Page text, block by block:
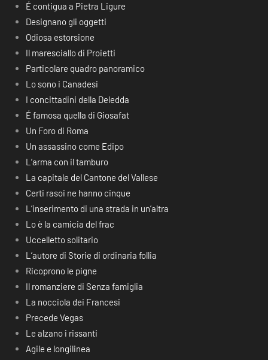
É contigua a Pietra Ligure
Designano gli oggetti
Odiosa estorsione
Il maresciallo di Proietti
Particolare quadro panoramico
Lo sono i Canadesi
I concittadini della Deledda
É famosa quella di Giosafat
Un Foro di Roma
Un assassino come Edipo
L’arma con il tamburo
La capitale del Cantone del Vallese
Certi rasoi ne hanno cinque
L’inserimento di una strada in un’altra
Lo è la camicia del frac
Uccelletto solitario
L’autore di Storie di ordinaria follia
Ricoprono le pigne
Il romanziere di Senza famiglia
La nocciola dei Francesi
Precede Vegas
Le alzano i rissanti
Agile e longilinea